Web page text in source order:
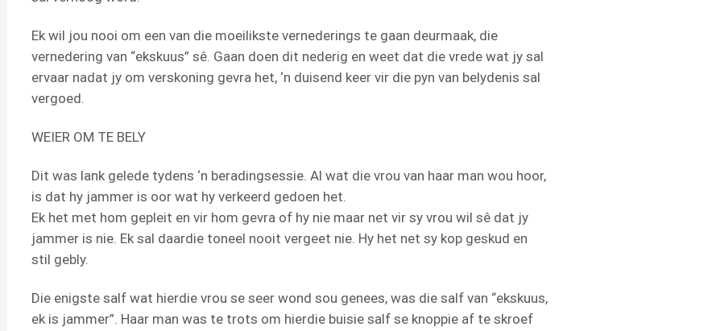
Ek wil jou nooi om een van die moeilikste vernederings te gaan deurmaak, die
vernedering van “ekskuus” sê. Gaan doen dit nederig en weet dat die vrede wat jy sal
ervaar nadat jy om verskoning gevra het, ‘n duisend keer vir die pyn van belydenis sal
vergoed.
WEIER OM TE BELY
Dit was lank gelede tydens ‘n beradingsessie. Al wat die vrou van haar man wou hoor,
is dat hy jammer is oor wat hy verkeerd gedoen het.
Ek het met hom gepleit en vir hom gevra of hy nie maar net vir sy vrou wil sê dat jy
jammer is nie. Ek sal daardie toneel nooit vergeet nie. Hy het net sy kop geskud en
stil gebly.
Die enigste salf wat hierdie vrou se seer wond sou genees, was die salf van “ekskuus,
ek is jammer”. Haar man was te trots om hierdie buisie salf se knoppie af te skroef